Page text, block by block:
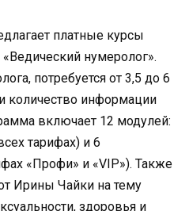
платные курсы
нумеролог».
потребуется от 3,5 до 6
количество информации
включает 12 модулей:
тарифах) и 6
«Профи» и «VIP»). Также
Ирины Чайки на тему
здоровья и